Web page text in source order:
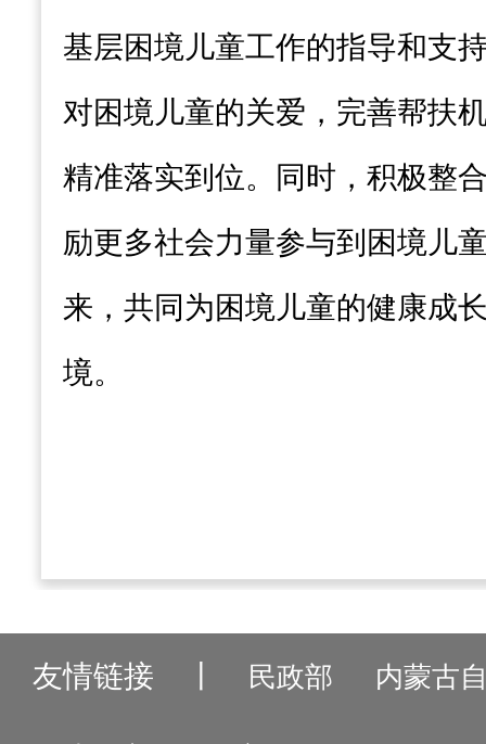
基层困境儿童工作的指导和支
对困境儿童的关爱，完善帮扶
精准落实到位。同时，积极整
励更多社会力量参与到困境儿
来，共同为困境儿童的健康成
境。
友情链接 民政部 内蒙古